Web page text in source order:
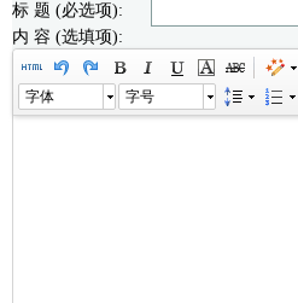
标 题 (必选项):
内 容 (选填项):
字体 字号